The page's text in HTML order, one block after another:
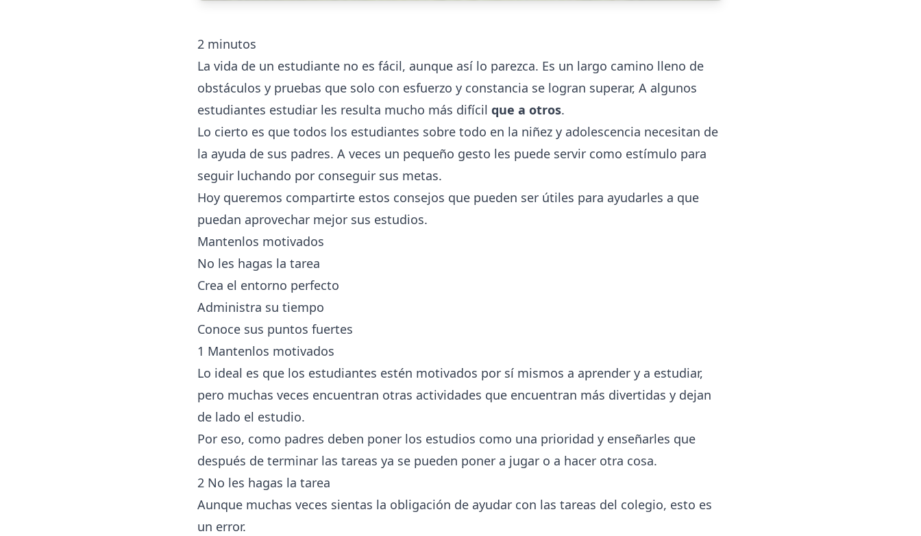
2 minutos
La vida de un estudiante no es fácil, aunque así lo parezca. Es un largo camino lleno de
obstáculos y pruebas que solo con esfuerzo y constancia se logran superar, A algunos
estudiantes estudiar les resulta mucho más difícil que a otros.
Lo cierto es que todos los estudiantes sobre todo en la niñez y adolescencia necesitan de
la ayuda de sus padres. A veces un pequeño gesto les puede servir como estímulo para
seguir luchando por conseguir sus metas.
Hoy queremos compartirte estos consejos que pueden ser útiles para ayudarles a que
puedan aprovechar mejor sus estudios.
Mantenlos motivados
No les hagas la tarea
Crea el entorno perfecto
Administra su tiempo
Conoce sus puntos fuertes
1 Mantenlos motivados
Lo ideal es que los estudiantes estén motivados por sí mismos a aprender y a estudiar,
pero muchas veces encuentran otras actividades que encuentran más divertidas y dejan
de lado el estudio.
Por eso, como padres deben poner los estudios como una prioridad y enseñarles que
después de terminar las tareas ya se pueden poner a jugar o a hacer otra cosa.
2 No les hagas la tarea
Aunque muchas veces sientas la obligación de ayudar con las tareas del colegio, esto es
un error.